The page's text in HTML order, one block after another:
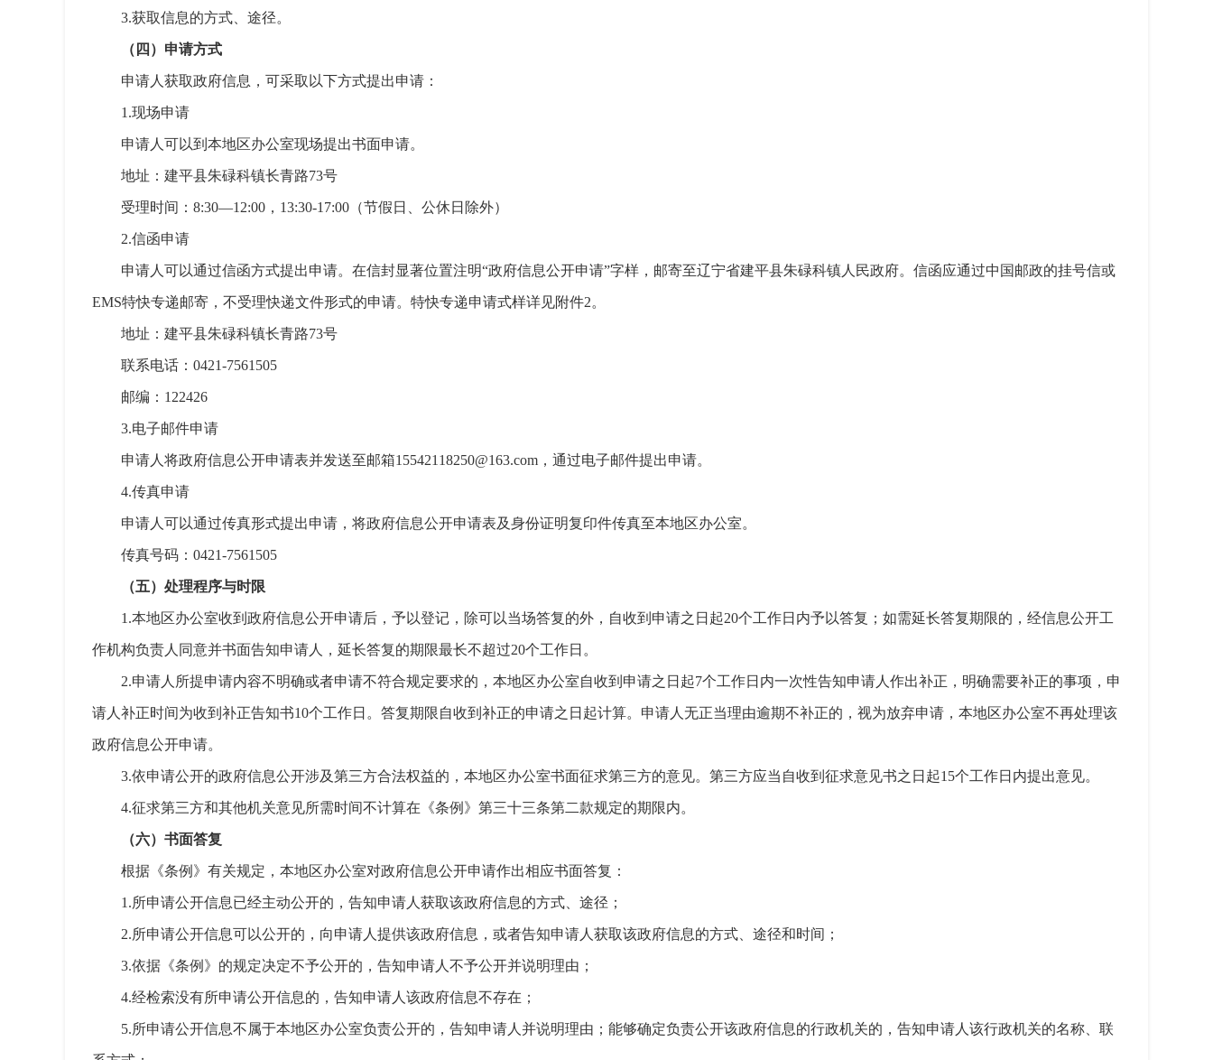
3.获取信息的方式、途径。
（四）申请方式
申请人获取政府信息，可采取以下方式提出申请：
1.现场申请
申请人可以到本地区办公室现场提出书面申请。
地址：建平县朱碌科镇长青路73号
受理时间：8:30—12:00，13:30-17:00（节假日、公休日除外）
2.信函申请
申请人可以通过信函方式提出申请。在信封显著位置注明“政府信息公开申请”字样，邮寄至辽宁省建平县朱碌科镇人民政府。信函应通过中国邮政的挂号信或
EMS特快专递邮寄，不受理快递文件形式的申请。特快专递申请式样详见附件2。
地址：建平县朱碌科镇长青路73号
联系电话：0421-7561505
邮编：122426
3.电子邮件申请
申请人将政府信息公开申请表并发送至邮箱15542118250@163.com，通过电子邮件提出申请。
4.传真申请
申请人可以通过传真形式提出申请，将政府信息公开申请表及身份证明复印件传真至本地区办公室。
传真号码：0421-7561505
（五）处理程序与时限
1.本地区办公室收到政府信息公开申请后，予以登记，除可以当场答复的外，自收到申请之日起20个工作日内予以答复；如需延长答复期限的，经信息公开工
作机构负责人同意并书面告知申请人，延长答复的期限最长不超过20个工作日。
2.申请人所提申请内容不明确或者申请不符合规定要求的，本地区办公室自收到申请之日起7个工作日内一次性告知申请人作出补正，明确需要补正的事项，申
请人补正时间为收到补正告知书10个工作日。答复期限自收到补正的申请之日起计算。申请人无正当理由逾期不补正的，视为放弃申请，本地区办公室不再处理该
政府信息公开申请。
3.依申请公开的政府信息公开涉及第三方合法权益的，本地区办公室书面征求第三方的意见。第三方应当自收到征求意见书之日起15个工作日内提出意见。
4.征求第三方和其他机关意见所需时间不计算在《条例》第三十三条第二款规定的期限内。
（六）书面答复
根据《条例》有关规定，本地区办公室对政府信息公开申请作出相应书面答复：
1.所申请公开信息已经主动公开的，告知申请人获取该政府信息的方式、途径；
2.所申请公开信息可以公开的，向申请人提供该政府信息，或者告知申请人获取该政府信息的方式、途径和时间；
3.依据《条例》的规定决定不予公开的，告知申请人不予公开并说明理由；
4.经检索没有所申请公开信息的，告知申请人该政府信息不存在；
5.所申请公开信息不属于本地区办公室负责公开的，告知申请人并说明理由；能够确定负责公开该政府信息的行政机关的，告知申请人该行政机关的名称、联